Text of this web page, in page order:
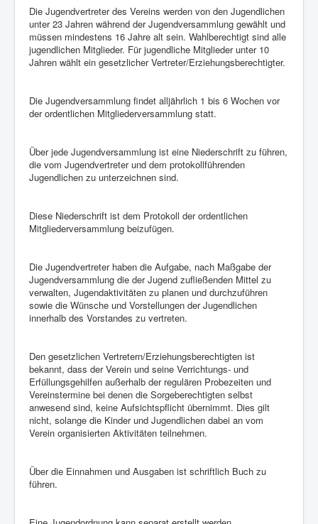
Die Jugendvertreter des Vereins werden von den Jugendlichen
unter 23 Jahren während der Jugendversammlung gewählt und
müssen mindestens 16 Jahre alt sein. Wahlberechtigt sind alle
jugendlichen Mitglieder. Für jugendliche Mitglieder unter 10
Jahren wählt ein gesetzlicher Vertreter/Erziehungsberechtigter.
Die Jugendversammlung findet alljährlich 1 bis 6 Wochen vor
der ordentlichen Mitgliederversammlung statt.
Über jede Jugendversammlung ist eine Niederschrift zu führen,
die vom Jugendvertreter und dem protokollführenden
Jugendlichen zu unterzeichnen sind.
Diese Niederschrift ist dem Protokoll der ordentlichen
Mitgliederversammlung beizufügen.
Die Jugendvertreter haben die Aufgabe, nach Maßgabe der
Jugendversammlung die der Jugend zufließenden Mittel zu
verwalten, Jugendaktivitäten zu planen und durchzuführen
sowie die Wünsche und Vorstellungen der Jugendlichen
innerhalb des Vorstandes zu vertreten.
Den gesetzlichen Vertretern/Erziehungsberechtigten ist
bekannt, dass der Verein und seine Verrichtungs- und
Erfüllungsgehilfen außerhalb der regulären Probezeiten und
Vereinstermine bei denen die Sorgeberechtigten selbst
anwesend sind, keine Aufsichtspflicht übernimmt. Dies gilt
nicht, solange die Kinder und Jugendlichen dabei an vom
Verein organisierten Aktivitäten teilnehmen.
Über die Einnahmen und Ausgaben ist schriftlich Buch zu
führen.